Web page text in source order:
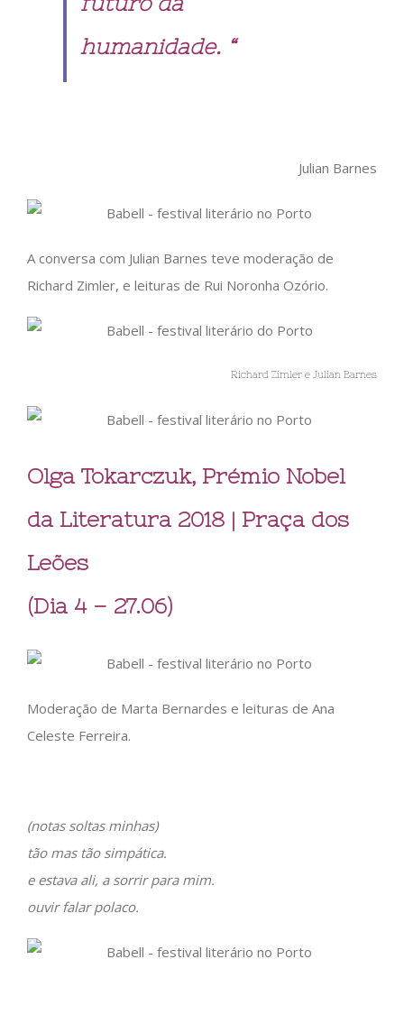
humanidade. “
Julian Barnes
A conversa com Julian Barnes teve moderação de
Richard Zimler, e leituras de Rui Noronha Ozório.
Richard Zimler e Julian Barnes
Olga Tokarczuk, Prémio Nobel
da Literatura 2018 | Praça dos
Leões
(Dia 4 – 27.06)
Moderação de Marta Bernardes e leituras de Ana
Celeste Ferreira.
(notas soltas minhas)
tão mas tão simpática.
e estava ali, a sorrir para mim.
ouvir falar polaco.